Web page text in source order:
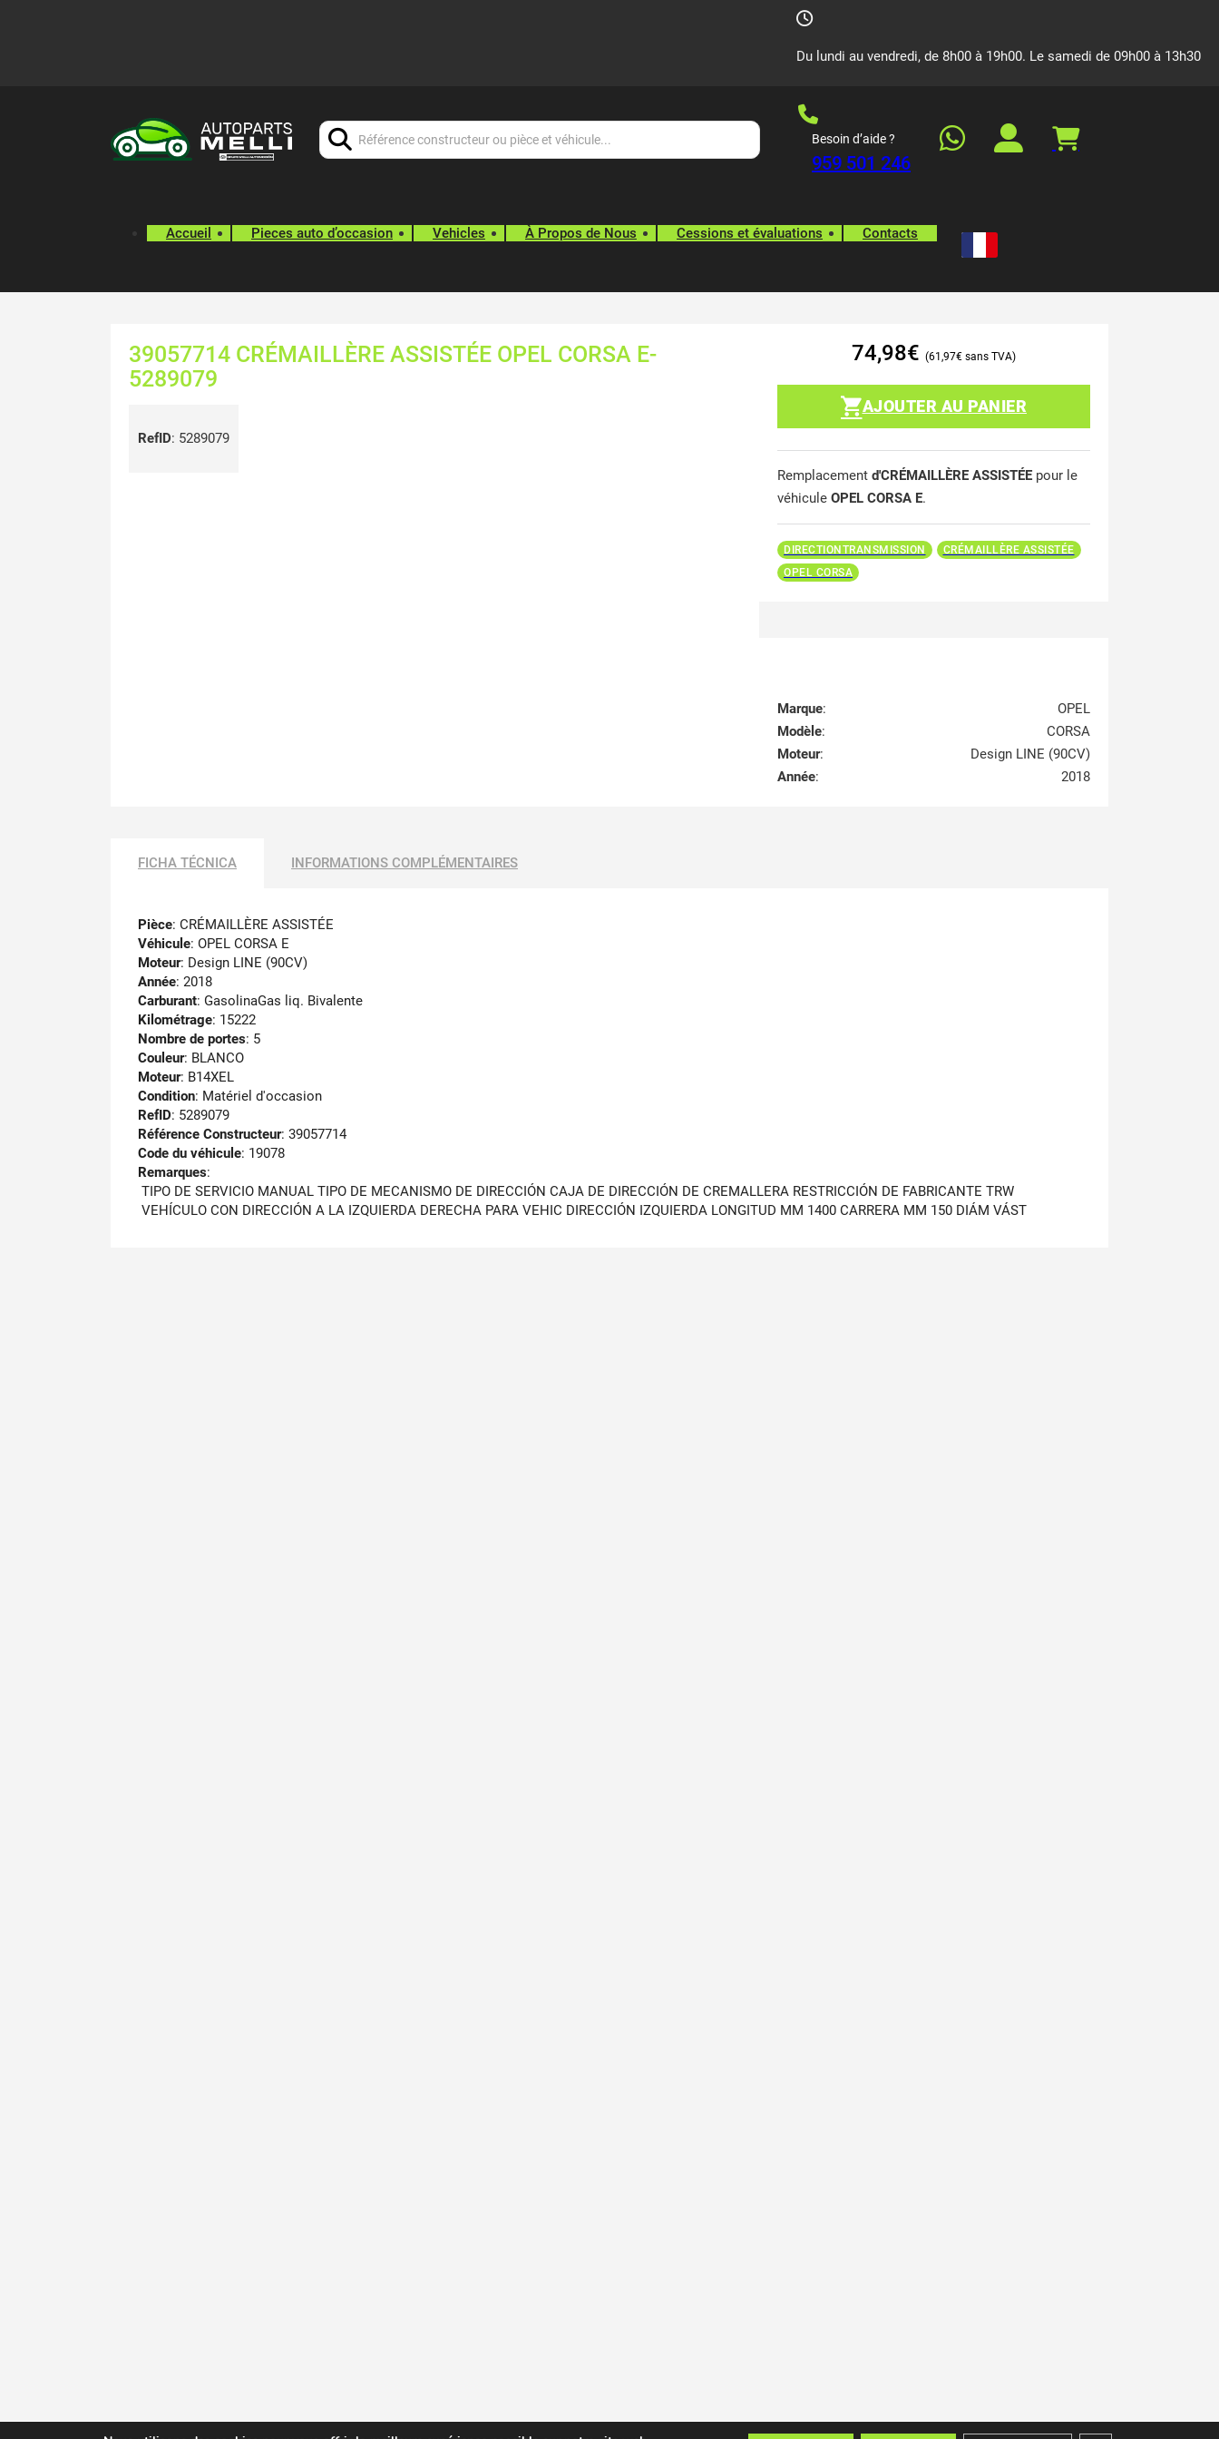
Du lundi au vendredi, de 8h00 à 19h00. Le samedi de 09h00 à 13h30
Besoin d’aide ?
959 501 246
Accueil Pieces auto d’occasion Vehicles À Propos de Nous Cessions et évaluations Contacts
39057714 CRÉMAILLÈRE ASSISTÉE OPEL CORSA E-
5289079
RefID: 5289079
74,98€ 61,97€
AJOUTER AU PANIER
Remplacement d'CRÉMAILLÈRE ASSISTÉE pour le
véhicule OPEL CORSA E.
DIRECTIONTRANSMISSION
CRÉMAILLÈRE ASSISTÉE
OPEL CORSA
Marque:
OPEL
Modèle:
CORSA
Moteur:
Design LINE (90CV)
Année: 2018
FICHA TÉCNICA INFORMATIONS COMPLÉMENTAIRES
Pièce: CRÉMAILLÈRE ASSISTÉE
Véhicule: OPEL CORSA E
Moteur: Design LINE (90CV)
Année: 2018
Carburant: GasolinaGas liq. Bivalente
Kilométrage: 15222
Nombre de portes: 5
Couleur: BLANCO
Moteur: B14XEL
Condition: Matériel d'occasion
RefID: 5289079
Référence Constructeur: 39057714
Code du véhicule: 19078
Remarques:
TIPO DE SERVICIO MANUAL TIPO DE MECANISMO DE DIRECCIÓN CAJA DE DIRECCIÓN DE CREMALLERA RESTRICCIÓN DE FABRICANTE TRW
VEHÍCULO CON DIRECCIÓN A LA IZQUIERDA DERECHA PARA VEHIC DIRECCIÓN IZQUIERDA LONGITUD MM 1400 CARRERA MM 150 DIÁM VÁST